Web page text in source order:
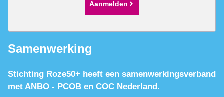
Aanmelden
Samenwerking
Stichting Roze50+ heeft een samenwerkingsverband
met ANBO - PCOB en COC Nederland.